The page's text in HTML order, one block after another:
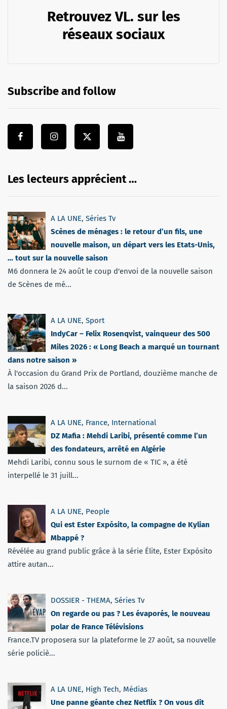
Retrouvez VL. sur les
réseaux sociaux
Subscribe and follow
Les lecteurs apprécient …
A LA UNE, Séries Tv
Scènes de ménages : le retour d’un fils, une
nouvelle maison, un départ vers les Etats-Unis,
… tout sur la nouvelle saison
M6 donnera le 24 août le coup d'envoi de la nouvelle saison
de Scènes de mé...
A LA UNE, Sport
IndyCar – Felix Rosenqvist, vainqueur des 500
Miles 2026 : « Long Beach a marqué un tournant
dans notre saison »
À l'occasion du Grand Prix de Portland, douzième manche de
la saison 2026 d...
A LA UNE, France, International
DZ Mafia : Mehdi Laribi, présenté comme l’un
des fondateurs, arrêté en Algérie
Mehdi Laribi, connu sous le surnom de « TIC », a été
interpellé le 31 juill...
A LA UNE, People
Qui est Ester Expósito, la compagne de Kylian
Mbappé ?
Révélée au grand public grâce à la série Élite, Ester Expósito
attire autan...
DOSSIER - THEMA, Séries Tv
On regarde ou pas ? Les évaporés, le nouveau
polar de France Télévisions
France.TV proposera sur la plateforme le 27 août, sa nouvelle
série policiè...
A LA UNE, High Tech, Médias
Une panne géante chez Netflix ? On vous dit